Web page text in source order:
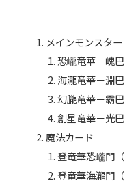
メインモンスター
恐巄竜華－㟴
海瀧竜華－淵
幻朧竜華－霸
創星竜華－光
魔法カード
登竜華恐巄門
登竜華海瀧門